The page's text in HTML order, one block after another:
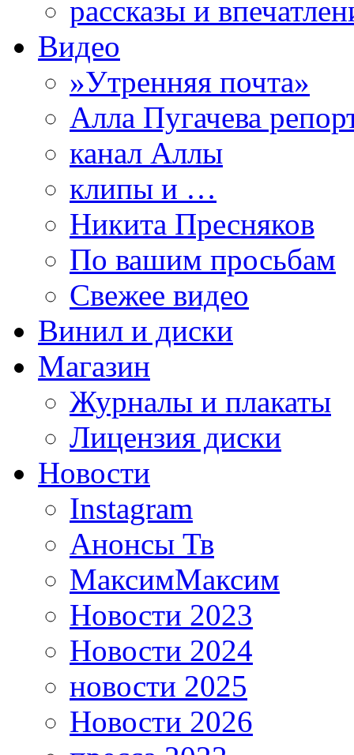
рассказы и
Видео
»Утренняя почта»
Алла Пугачева
канал Аллы
клипы и …
Никита Пресняков
По вашим просьбам
Свежее видео
Винил и диски
Магазин
Журналы и плакаты
Лицензия диски
Новости
Instagram
Анонсы Тв
МаксимМаксим
Новости 2023
Новости 2024
новости 2025
Новости 2026